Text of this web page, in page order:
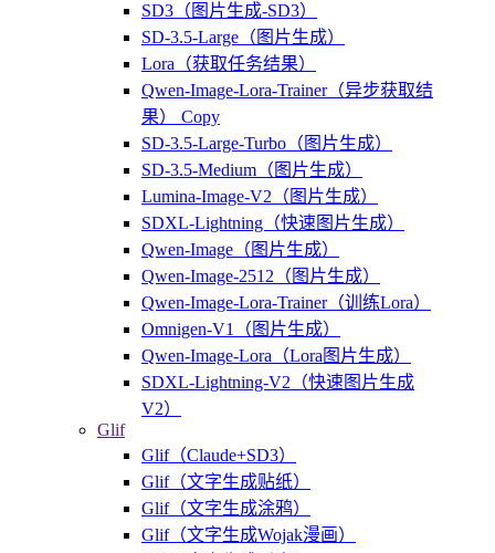
SD3（图片生成-SD3）
SD-3.5-Large（图片生成）
Lora（获取任务结果）
Qwen-Image-Lora-Trainer（异步获取结
果） Copy
SD-3.5-Large-Turbo（图片生成）
SD-3.5-Medium（图片生成）
Lumina-Image-V2（图片生成）
SDXL-Lightning（快速图片生成）
Qwen-Image（图片生成）
Qwen-Image-2512（图片生成）
Qwen-Image-Lora-Trainer（训练Lora）
Omnigen-V1（图片生成）
Qwen-Image-Lora（Lora图片生成）
SDXL-Lightning-V2（快速图片生成
V2）
Glif
Glif（Claude+SD3）
Glif（文字生成贴纸）
Glif（文字生成涂鸦）
Glif（文字生成Wojak漫画）